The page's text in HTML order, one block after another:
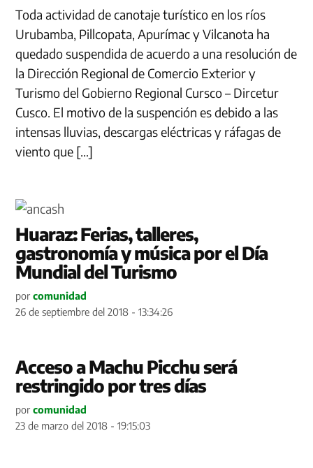
Toda actividad de canotaje turístico en los ríos
Urubamba, Pillcopata, Apurímac y Vilcanota ha
quedado suspendida de acuerdo a una resolución de
la Dirección Regional de Comercio Exterior y
Turismo del Gobierno Regional Cursco – Dircetur
Cusco. El motivo de la suspención es debido a las
intensas lluvias, descargas eléctricas y ráfagas de
viento que […]
Huaraz: Ferias, talleres,
gastronomía y música por el Día
Mundial del Turismo
por comunidad
26 de septiembre del 2018 - 13:34:26
Acceso a Machu Picchu será
restringido por tres días
por comunidad
23 de marzo del 2018 - 19:15:03